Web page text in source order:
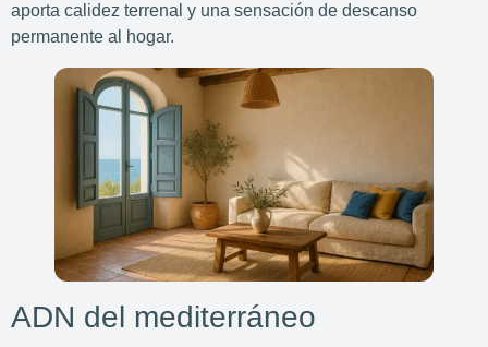
aporta calidez terrenal y una sensación de descanso
permanente al hogar.
ADN del mediterráneo